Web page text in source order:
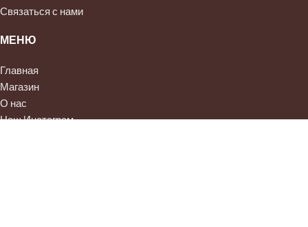
Связаться с нами
МЕНЮ
Главная
Магазин
О нас
Наш Инстаграм